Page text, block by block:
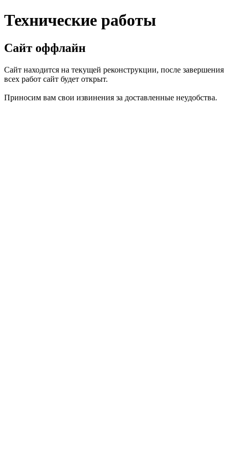
Технические работы
Сайт оффлайн
Сайт находится на текущей реконструкции, после завершения
всех работ сайт будет открыт.
Приносим вам свои извинения за доставленные неудобства.